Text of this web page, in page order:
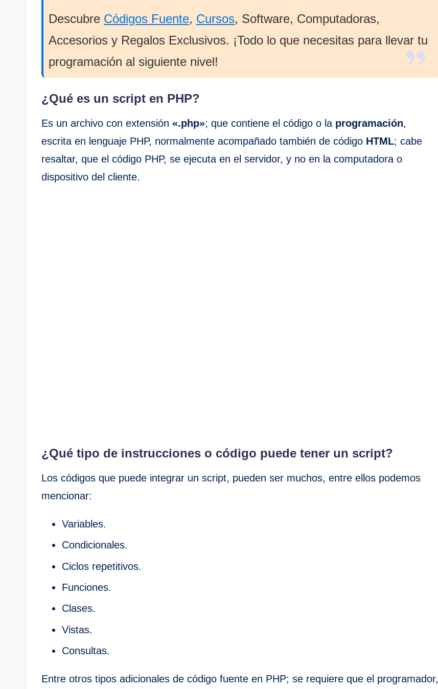
Descubre Códigos Fuente, Cursos, Software, Computadoras,
Accesorios y Regalos Exclusivos. ¡Todo lo que necesitas para llevar tu
programación al siguiente nivel!
¿Qué es un script en PHP?
Es un archivo con extensión «.php»; que contiene el código o la programación,
escrita en lenguaje PHP, normalmente acompañado también de código HTML; cabe
resaltar, que el código PHP, se ejecuta en el servidor, y no en la computadora o
dispositivo del cliente.
¿Qué tipo de instrucciones o código puede tener un script?
Los códigos que puede integrar un script, pueden ser muchos, entre ellos podemos
mencionar:
Variables.
Condicionales.
Ciclos repetitivos.
Funciones.
Clases.
Vistas.
Consultas.
Entre otros tipos adicionales de código fuente en PHP; se requiere que el programador,